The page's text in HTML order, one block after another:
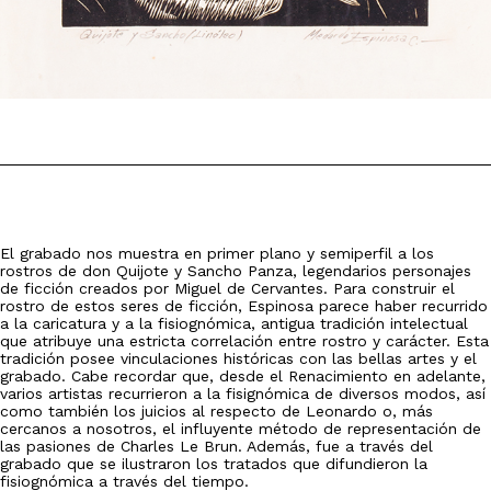
El grabado nos muestra en primer plano y semiperfil a los
rostros de don Quijote y Sancho Panza, legendarios personajes
de ficción creados por Miguel de Cervantes. Para construir el
rostro de estos seres de ficción, Espinosa parece haber recurrido
a la caricatura y a la fisiognómica, antigua tradición intelectual
que atribuye una estricta correlación entre rostro y carácter. Esta
tradición posee vinculaciones históricas con las bellas artes y el
grabado. Cabe recordar que, desde el Renacimiento en adelante,
varios artistas recurrieron a la fisignómica de diversos modos, así
como también los juicios al respecto de Leonardo o, más
cercanos a nosotros, el influyente método de representación de
las pasiones de Charles Le Brun. Además, fue a través del
grabado que se ilustraron los tratados que difundieron la
fisiognómica a través del tiempo.